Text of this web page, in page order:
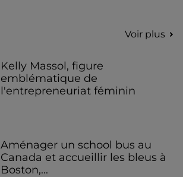
Voir plus
Kelly Massol, figure
emblématique de
l'entrepreneuriat féminin
Aménager un school bus au
Canada et accueillir les bleus à
Boston,...